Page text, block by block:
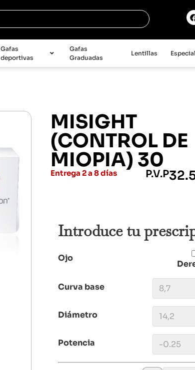
Gafas
deportivas
Gafas
Graduadas
Lentillas
MISIGHT
(CONTROL DE
MIOPIA) 30
Entrega 2 a 8 días P.V.P
Introduce tu
Ojo
Curva base
Diámetro
Potencia